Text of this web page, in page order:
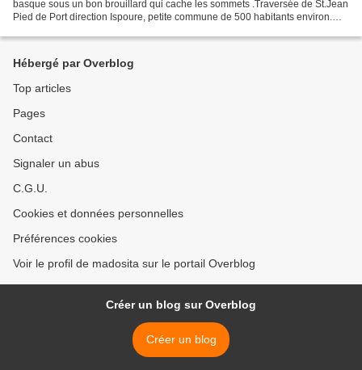
basque sous un bon brouillard qui cache les sommets .Traversée de St.Jean
Pied de Port direction Ispoure, petite commune de 500 habitants environ.
Hébergé par Overblog
Top articles
Pages
Contact
Signaler un abus
C.G.U.
Cookies et données personnelles
Préférences cookies
Voir le profil de madosita sur le portail Overblog
Créer un blog sur Overblog
Créer un blog